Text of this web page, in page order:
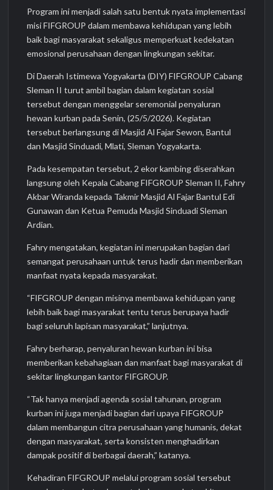
Program ini menjadi salah satu bentuk nyata implementasi
misi FIFGROUP dalam membawa kehidupan yang lebih
baik bagi masyarakat sekaligus memperkuat kedekatan
emosional perusahaan dengan lingkungan sekitar.
Di Daerah Istimewa Yogyakarta (DIY) FIFGROUP Cabang
Sleman II turut ambil bagian dalam kegiatan sosial
tersebut dengan menggelar seremonial penyaluran
hewan kurban pada Senin, (25/5/2026). Kegiatan
tersebut berlangsung di Masjid Al Fajar Sewon, Bantul
dan Masjid Sinduadi, Mlati, Sleman Yogyakarta.
Pada kesempatan tersebut, 2 ekor kambing diserahkan
langsung oleh Kepala Cabang FIFGROUP Sleman II, Fahry
Akbar Wiranda kepada Takmir Masjid Al Fajar Bantul Edi
Gunawan dan Ketua Pemuda Masjid Sinduadi Sleman
Ardian.
Fahry mengatakan, kegiatan ini merupakan bagian dari
semangat perusahaan untuk terus hadir dan memberikan
manfaat nyata kepada masyarakat.
“FIFGROUP dengan misinya membawa kehidupan yang
lebih baik bagi masyarakat tentu terus berupaya hadir
bagi seluruh lapisan masyarakat,” lanjutnya.
Fahry berharap, penyaluran hewan kurban ini bisa
memberikan kebahagiaan dan manfaat bagi masyarakat di
sekitar lingkungan kantor FIFGROUP.
“Tak hanya menjadi agenda sosial tahunan, program
kurban ini juga menjadi bagian dari upaya FIFGROUP
dalam membangun citra perusahaan yang humanis, dekat
dengan masyarakat, serta konsisten menghadirkan
dampak positif di berbagai daerah,” katanya.
Kehadiran FIFGROUP melalui program sosial tersebut